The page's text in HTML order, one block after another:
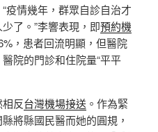
疫情幾年，群眾自診自治才
了。”李響表現，即預約機
，患者回流明顯，但醫院
院的門診和住院量“平平
反台灣機場接送 。作為緊
將縣國民醫而她的圓規，